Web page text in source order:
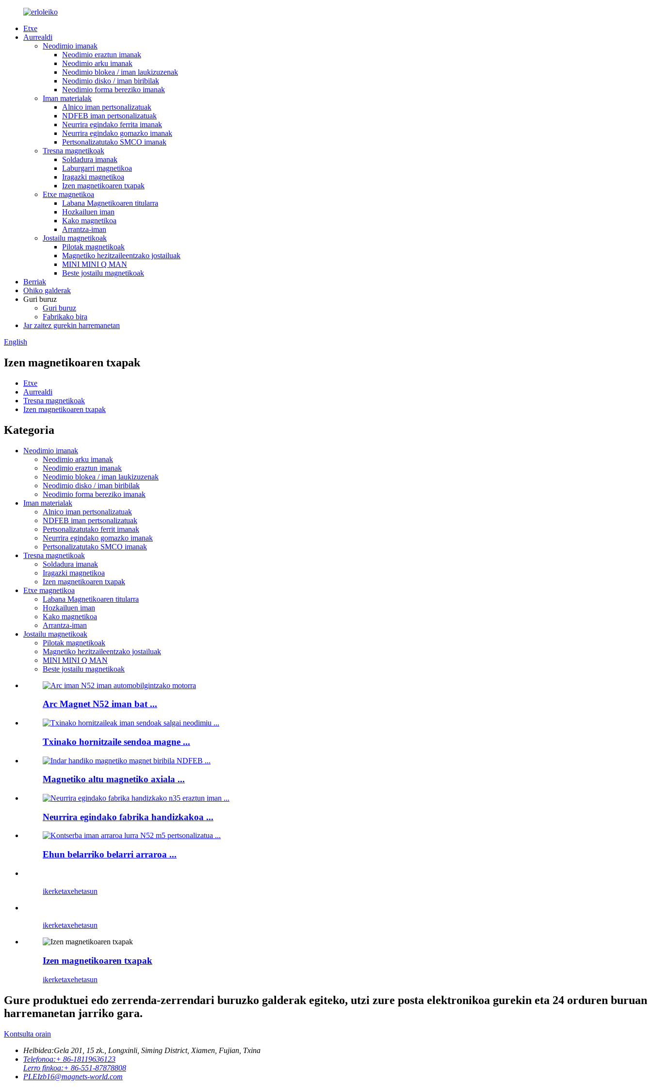
Etxe
Aurrealdi
Neodimio imanak
Neodimio eraztun imanak
Neodimio arku imanak
Neodimio blokea / iman laukizuzenak
Neodimio disko / iman biribilak
Neodimio forma bereziko imanak
Iman materialak
Alnico iman pertsonalizatuak
NDFEB iman pertsonalizatuak
Neurrira egindako ferrita imanak
Neurrira egindako gomazko imanak
Pertsonalizatutako SMCO imanak
Tresna magnetikoak
Soldadura imanak
Laburgarri magnetikoa
Iragazki magnetikoa
Izen magnetikoaren txapak
Etxe magnetikoa
Labana Magnetikoaren titularra
Hozkailuen iman
Kako magnetikoa
Arrantza-iman
Jostailu magnetikoak
Pilotak magnetikoak
Magnetiko hezitzaileentzako jostailuak
MINI MINI Q MAN
Beste jostailu magnetikoak
Berriak
Ohiko galderak
Guri buruz
Guri buruz
Fabrikako bira
Jar zaitez gurekin harremanetan
English
Izen magnetikoaren txapak
Etxe
Aurrealdi
Tresna magnetikoak
Izen magnetikoaren txapak
Kategoria
Neodimio imanak
Neodimio arku imanak
Neodimio eraztun imanak
Neodimio blokea / iman laukizuzenak
Neodimio disko / iman biribilak
Neodimio forma bereziko imanak
Iman materialak
Alnico iman pertsonalizatuak
NDFEB iman pertsonalizatuak
Pertsonalizatutako ferrit imanak
Neurrira egindako gomazko imanak
Pertsonalizatutako SMCO imanak
Tresna magnetikoak
Soldadura imanak
Iragazki magnetikoa
Izen magnetikoaren txapak
Etxe magnetikoa
Labana Magnetikoaren titularra
Hozkailuen iman
Kako magnetikoa
Arrantza-iman
Jostailu magnetikoak
Pilotak magnetikoak
Magnetiko hezitzaileentzako jostailuak
MINI MINI Q MAN
Beste jostailu magnetikoak
Arc Magnet N52 iman bat ...
Txinako hornitzaile sendoa magne ...
Magnetiko altu magnetiko axiala ...
Neurrira egindako fabrika handizkakoa ...
Ehun belarriko belarri arraroa ...
ikerketaxehetasun
ikerketaxehetasun
Izen magnetikoaren txapak
ikerketaxehetasun
Gure produktuei edo zerrenda-zerrendari buruzko galderak egiteko, utzi zure posta elektronikoa gurekin eta 24 orduren buruan
harremanetan jarriko gara.
Kontsulta orain
Helbidea:Gela 201, 15 zk., Longxinli, Siming District, Xiamen, Fujian, Txina
Telefonoa:+ 86-18119636123
Lerro finkoa:+ 86-551-87878808
PLEIzb16@magnets-world.com